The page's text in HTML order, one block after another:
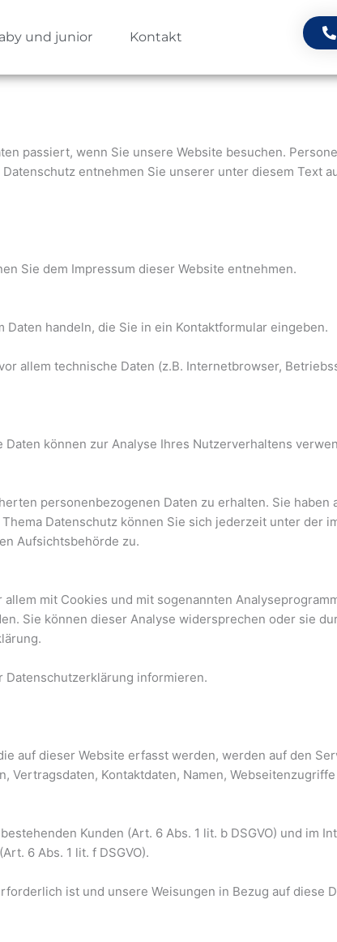
und junior Kontakt
passiert, wenn Sie unsere Website besuchen.
entnehmen Sie unserer unter diesem Text
Sie dem Impressum dieser Website entnehmen.
handeln, die Sie in ein Kontaktformular eingeben.
allem technische Daten (z.B. Internetbrowser,
können zur Analyse Ihres Nutzerverhaltens
personenbezogenen Daten zu erhalten. Sie haben
Datenschutz können Sie sich jederzeit unter der
Aufsichtsbehörde zu.
mit Cookies und mit sogenannten
Sie können dieser Analyse widersprechen oder sie
informieren.
auf dieser Website erfasst werden, werden auf den
Kontaktdaten, Namen,
Kunden (Art. 6 Abs. 1 lit. b DSGVO) und im
6 Abs. 1 lit. f DSGVO).
ist und unsere Weisungen in Bezug auf diese